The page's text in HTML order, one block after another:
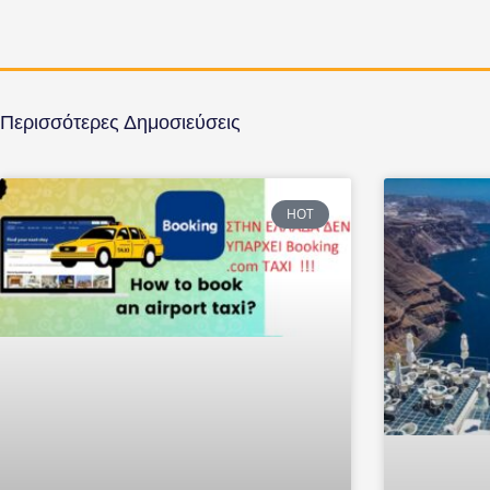
Περισσότερες Δημοσιεύσεις
HOT